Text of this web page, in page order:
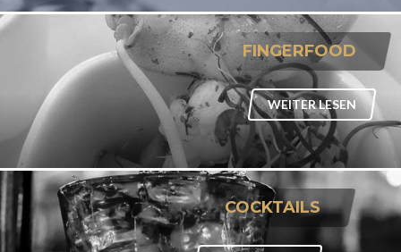
FINGERFOOD
WEITER LESEN
COCKTAILS